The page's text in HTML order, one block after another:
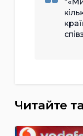
Читайте